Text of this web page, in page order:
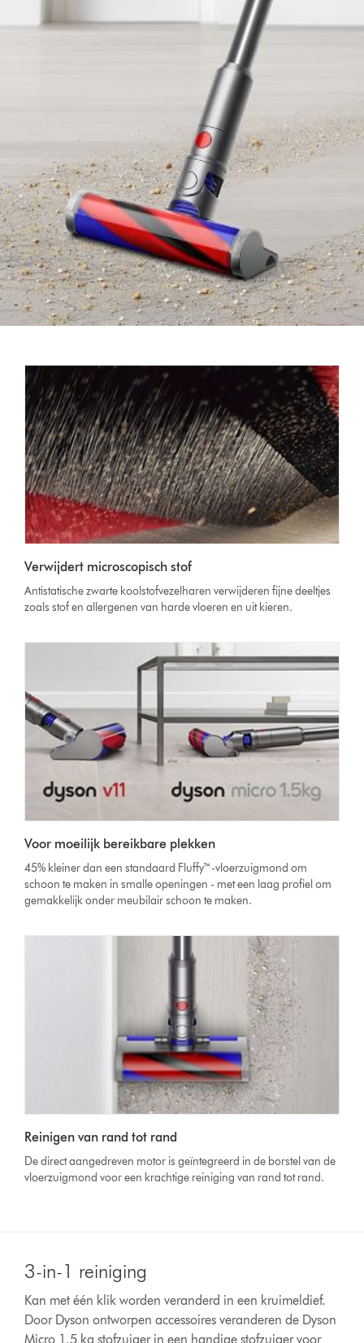
Verwijdert microscopisch stof
Antistatische zwarte koolstofvezelharen verwijderen fijne deeltjes
zoals stof en allergenen van harde vloeren en uit kieren.
Voor moeilijk bereikbare plekken
45% kleiner dan een standaard Fluffy™-vloerzuigmond om
schoon te maken in smalle openingen - met een laag profiel om
gemakkelijk onder meubilair schoon te maken.
Reinigen van rand tot rand
De direct aangedreven motor is geïntegreerd in de borstel van de
vloerzuigmond voor een krachtige reiniging van rand tot rand.
3-in-1 reiniging
Kan met één klik worden veranderd in een kruimeldief.
Door Dyson ontworpen accessoires veranderen de Dyson
Micro 1.5 kg stofzuiger in een handige stofzuiger voor